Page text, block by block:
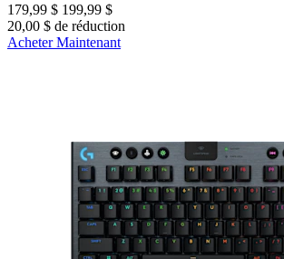
179,99 $ 199,99 $
20,00 $ de réduction
Acheter Maintenant